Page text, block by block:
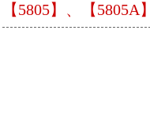
【5805】、【